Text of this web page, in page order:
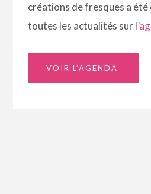
créations de fresques a
toutes les actualités sur l’
VOIR L’AGENDA